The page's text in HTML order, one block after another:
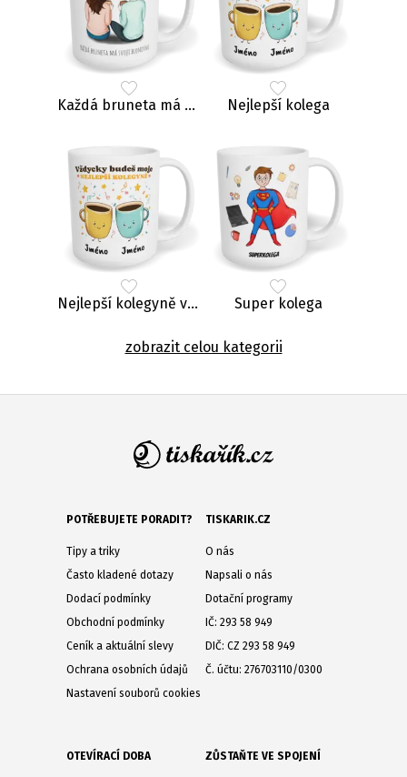
Každá bruneta má svoji blondýnu Nejlepší kolega
Nejlepší kolegyně vol. 1 Super kolega
zobrazit celou kategorii
POTŘEBUJETE PORADIT?
Tipy a triky
Často kladené dotazy
Dodací podmínky
Obchodní podmínky
Ceník a aktuální slevy
Ochrana osobních údajů
Nastavení souborů cookies
TISKARIK.CZ
O nás
Napsali o nás
Dotační programy
IČ: 293 58 949
DIČ: CZ 293 58 949
Č. účtu: 276703110/0300
OTEVÍRACÍ DOBA ZŮSTAŇTE VE SPOJENÍ